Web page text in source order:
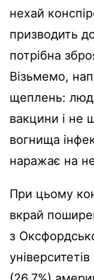
нехай
призводить
потрібна
Візьмемо,
щеплень:
вакцини і не
вогнища
наражає на
При цьому
вкрай
з